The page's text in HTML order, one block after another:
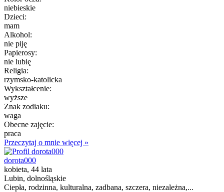
niebieskie
Dzieci:
mam
Alkohol:
nie piję
Papierosy:
nie lubię
Religia:
rzymsko-katolicka
Wykształcenie:
wyższe
Znak zodiaku:
waga
Obecne zajęcie:
praca
Przeczytaj o mnie więcej »
dorota000
kobieta, 44 lata
Lubin, dolnośląskie
Ciepła, rodzinna, kulturalna, zadbana, szczera, niezależna,...